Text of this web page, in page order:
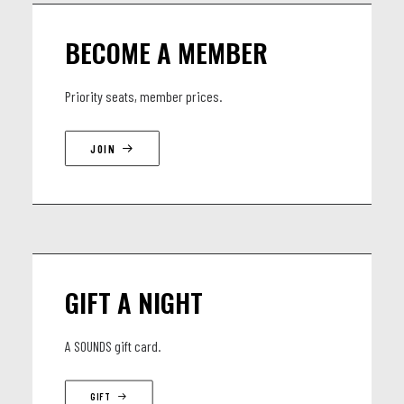
BECOME A MEMBER
Priority seats, member prices.
JOIN
GIFT A NIGHT
A SOUNDS gift card.
GIFT